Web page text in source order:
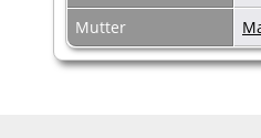
Mutter